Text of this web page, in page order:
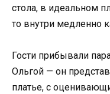
стола, в идеальном
то внутри медленно
Гости прибывали
Ольгой — он
платье, с